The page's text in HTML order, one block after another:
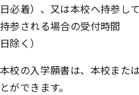
日必着）、又は本校へ持参し
持参される場合の受付時間
日除く）
本校の入学願書は、本校また
とができます。